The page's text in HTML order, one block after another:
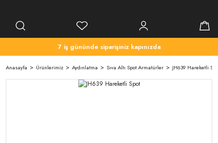
7 iş gününde siparişiniz kapınızda
Anasayfa Ürünlerimiz Aydınlatma Sıva Altı Spot Armatürler JH639 Hareketli